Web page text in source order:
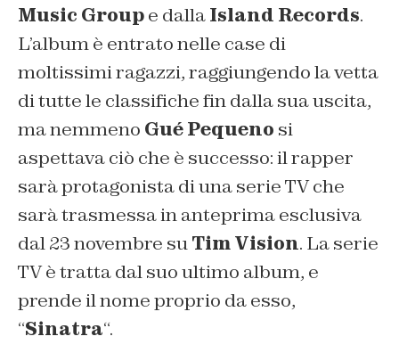
Music Groupe dallaIsland Records.
L’album è entrato nelle case di
moltissimi ragazzi, raggiungendo la vetta
di tutte le classifiche fin dalla sua uscita,
ma nemmeno Gué Pequeno si
aspettava ciò che è successo: il rapper
sarà protagonista di una serie TV che
sarà trasmessa in anteprima esclusiva
dal 23 novembre suTim Vision. La serie
TV è tratta dal suo ultimo album, e
prende il nome proprio da esso,
“Sinatra“.